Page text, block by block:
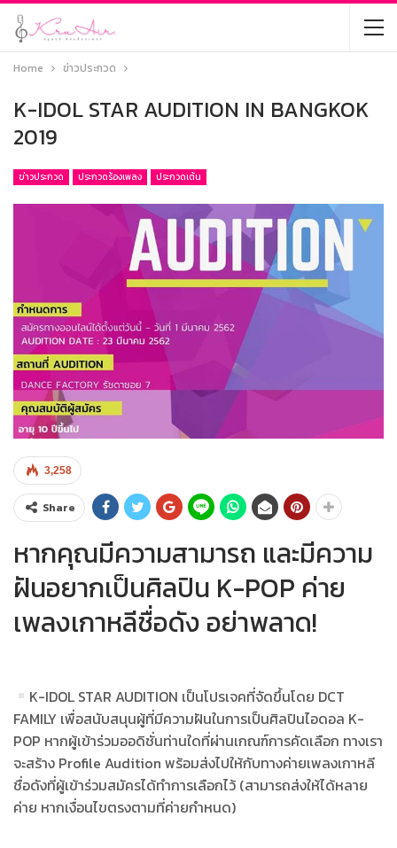
Home ข่าวประกวด
K-IDOL STAR AUDITION IN BANGKOK
2019
ข่าวประกวด ประกวดร้องเพลง ประกวดเต้น
3,258
Share
หากคุณมีความสามารถ และมีความ
ฝันอยากเป็นศิลปิน K-POP ค่าย
เพลงเกาหลีชื่อดัง อย่าพลาด!
K-IDOL STAR AUDITION เป็นโปรเจคที่จัดขึ้นโดย DCT
FAMILY เพื่อสนับสนุนผู้ที่มีความฝันในการเป็นศิลปินไอดอล K-
POP หากผู้เข้าร่วมออดิชั่นท่านใดที่ผ่านเกณฑ์การคัดเลือก ทางเรา
จะสร้าง Profile Audition พร้อมส่งไปให้กับทางค่ายเพลงเกาหลี
ชื่อดังที่ผู้เข้าร่วมสมัครได้ทำการเลือกไว้ (สามารถส่งให้ได้หลาย
ค่าย หากเงื่อนไขตรงตามที่ค่ายกำหนด)